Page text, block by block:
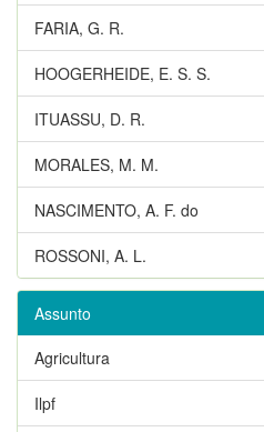
FARIA, G. R.
HOOGERHEIDE, E. S. S.
ITUASSU, D. R.
MORALES, M. M.
NASCIMENTO, A. F. do
ROSSONI, A. L.
Assunto
Agricultura
Ilpf